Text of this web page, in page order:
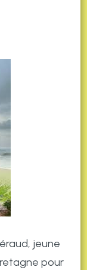
jeune
pour